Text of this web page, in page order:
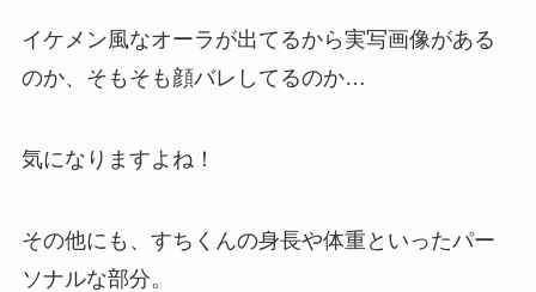
イケメン風なオーラが出てるから実写画像がある
のか、そもそも顔バレしてるのか…
気になりますよね！
その他にも、すちくんの身長や体重といったパー
ソナルな部分。